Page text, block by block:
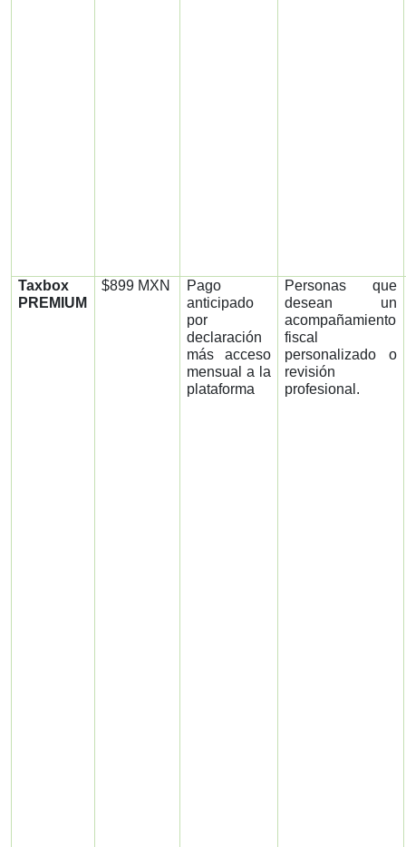
Taxbox
PREMIUM
$899 MXN
Pago
anticipado
por
declaración
más acceso
mensual a la
plataforma
Personas que
desean un
acompañamiento
fiscal
personalizado o
revisión
profesional.